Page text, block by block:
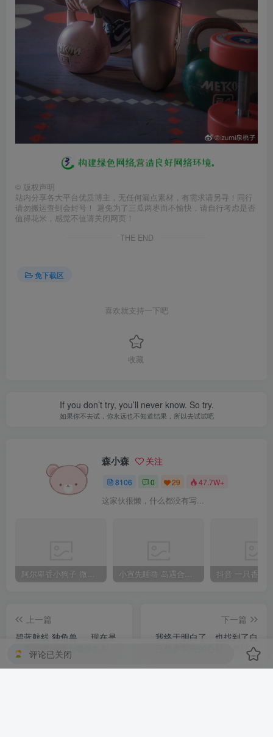
© 版权声明
站内分享各大平台优质博主，无任何漏点素材，有需求请另寻！同行
请勿搬运查到会封号！ 避免为了三瓜两枣而不愉快，请自行考虑是否
值得花米，感觉不值请关闭网页！
THE END
免下载区
喜欢就支持一下吧
收藏
If you don’t try, you’ll never know. So try.
如果你不去试，你永远也不知道结果，所以去试试吧
森小森 关注
8106 0 29 47.7W+
这家伙很懒，什么都没有写...
阿尔卑香小狗子 微密圈合集[40套][持续更新2023.12.14] 小宣先睡噜 岛遇合集[持续更新2025.08.27]
上一篇
碧蓝航线 独角兽 … 现在是
负责护理的护士哦@九叔叔
叔叔啊
下一篇
我终于明白了，也找到了自
己想要实现的心愿。所以为
此，我愿意拼上自己的性
命。 魔法少女小圆@安娜娜
评论已关闭